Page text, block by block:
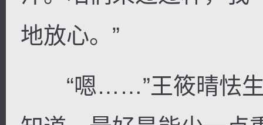
地放心。”
“嗯……”王筱晴怯生